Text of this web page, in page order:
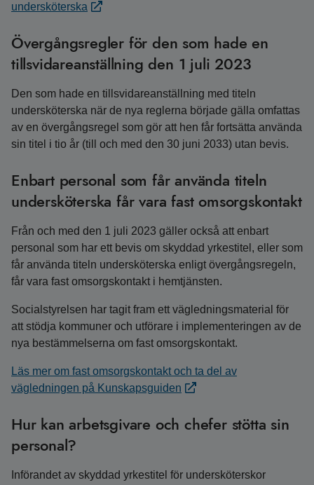
undersköterska
Övergångsregler för den som hade en
tillsvidareanställning den 1 juli 2023
Den som hade en tillsvidareanställning med titeln
undersköterska när de nya reglerna började gälla omfattas
av en övergångsregel som gör att hen får fortsätta använda
sin titel i tio år (till och med den 30 juni 2033) utan bevis.
Enbart personal som får använda titeln
undersköterska får vara fast omsorgskontakt
Från och med den 1 juli 2023 gäller också att enbart
personal som har ett bevis om skyddad yrkestitel, eller som
får använda titeln undersköterska enligt övergångsregeln,
får vara fast omsorgskontakt i hemtjänsten.
Socialstyrelsen har tagit fram ett vägledningsmaterial för
att stödja kommuner och utförare i implementeringen av de
nya bestämmelserna om fast omsorgskontakt.
Läs mer om fast omsorgskontakt och ta del av
vägledningen på Kunskapsguiden
Hur kan arbetsgivare och chefer stötta sin
personal?
Införandet av skyddad yrkestitel för undersköterskor